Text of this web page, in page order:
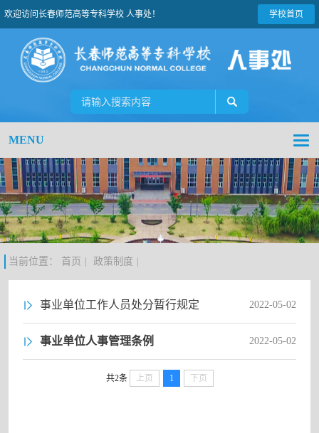
欢迎访问长春师范高等专科学校 人事处！ 学校首页
MENU
当前位置： 首页 政策制度
事业单位工作人员处分暂行规定 2022-05-02
事业单位人事管理条例 2022-05-02
共2条 上页 1 下页